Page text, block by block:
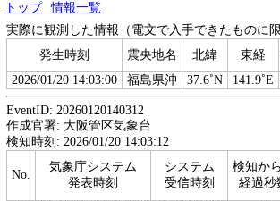
トップ
情報一覧
実際に観測した情報（電文で入手できたものに限
発生時刻
震央地名 北緯 東経
2026/01/20 14:03:00
福島県沖 37.6˚N 141.9˚E
EventID: 20260120140312
作成官署: 大阪管区気象台
検知時刻: 2026/01/20 14:03:12
No.
気象庁システム
発表時刻
システム
受信時刻
検知か
経過秒